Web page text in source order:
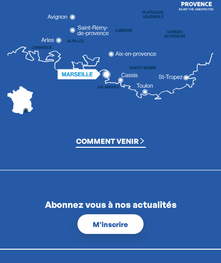
COMMENT VENIR
Abonnez vous à nos actualités
M'inscrire